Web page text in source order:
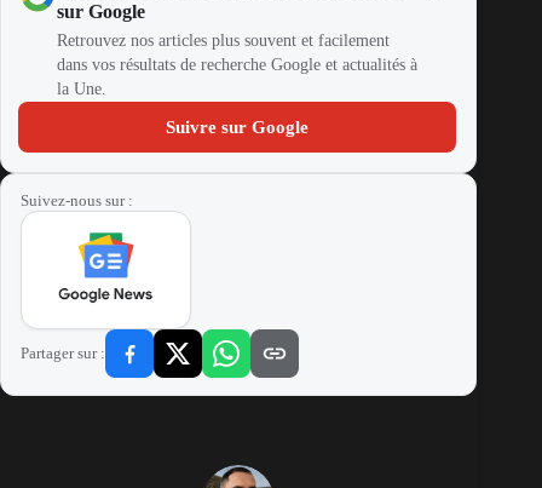
sur Google
Retrouvez nos articles plus souvent et facilement
dans vos résultats de recherche Google et actualités à
la Une.
Suivre sur Google
Suivez-nous sur :
Partager sur :